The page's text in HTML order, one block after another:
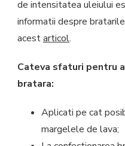
de intensitatea uleiului
informatii despre
acestarticol.
Cateva sfaturi pentru
bratara:
Aplicati pe cat
margelele de lava;